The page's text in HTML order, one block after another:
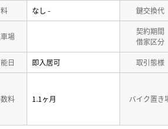
なし - 鍵交換代
場
契約期間
借家区分
日 即入居可 取引態様
料 1.1ヶ月 バイク置き